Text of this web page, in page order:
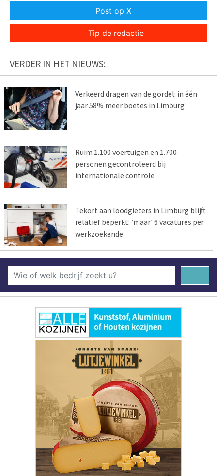
Post op X
Tip de redactie
VERDER IN HET NIEUWS:
Verkeerd dragen van de gordel: in één
jaar 58% meer boetes in Limburg
Ruim 1.100 voertuigen en 1.700
personen gecontroleerd bij
internationale controle
Tekort aan loodgieters in Limburg blijft
relatief beperkt: ‘maar’ 6 vacatures per
werkzoekende